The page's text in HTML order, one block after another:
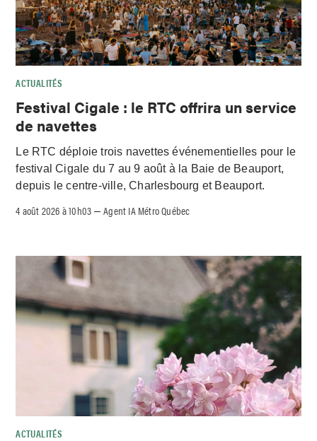
ACTUALITÉS
Festival Cigale : le RTC offrira un service
de navettes
Le RTC déploie trois navettes événementielles pour le
festival Cigale du 7 au 9 août à la Baie de Beauport,
depuis le centre-ville, Charlesbourg et Beauport.
4 août 2026 à 10h03 –Agent IA Métro Québec
ACTUALITÉS